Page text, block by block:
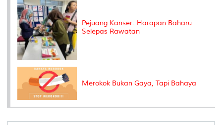
Pejuang Kanser: Harapan Baharu
Selepas Rawatan
Merokok Bukan Gaya, Tapi Bahaya